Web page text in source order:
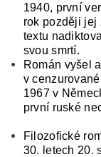
1940, první
rok později jej
textu
svou smrtí.
Román vyšel
v
1967 v
první ruské
Filozofické
30. letech 20.